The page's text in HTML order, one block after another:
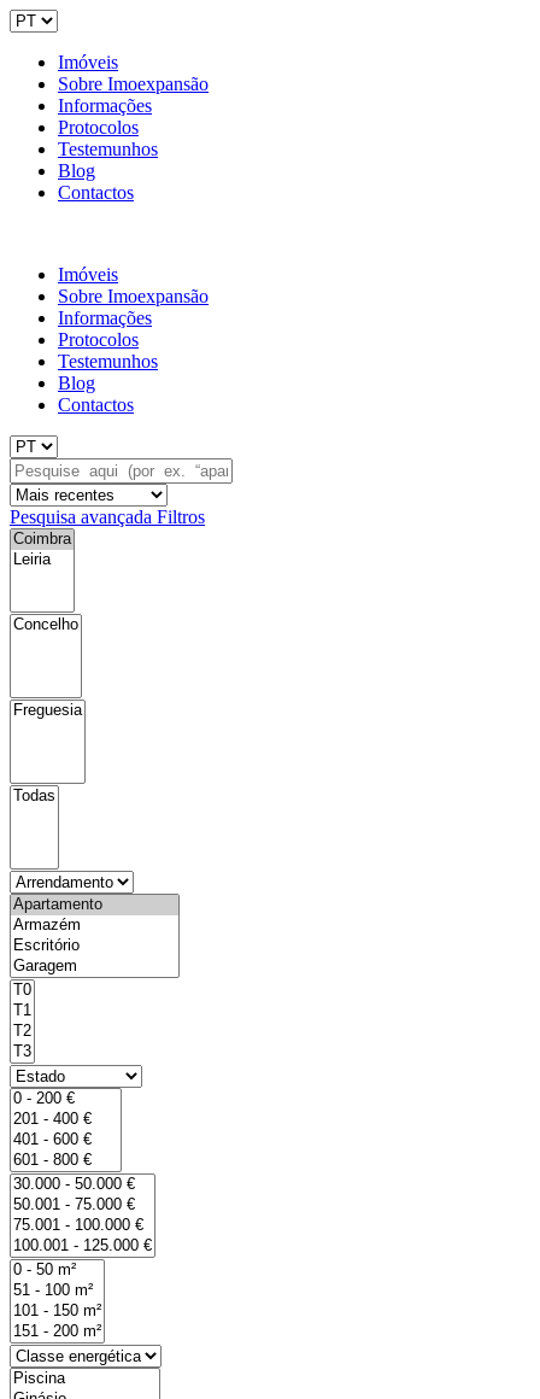
Imóveis
Sobre Imoexpansão
Informações
Protocolos
Testemunhos
Blog
Contactos
Imóveis
Sobre Imoexpansão
Informações
Protocolos
Testemunhos
Blog
Contactos
Pesquisa avançada Filtros